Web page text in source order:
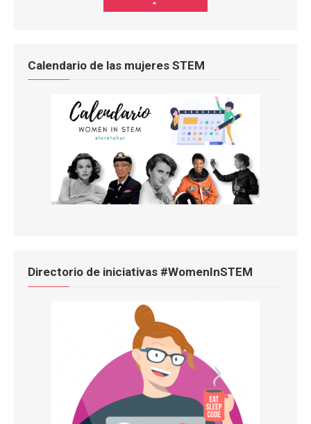
Calendario de las mujeres STEM
Directorio de iniciativas #WomenInSTEM